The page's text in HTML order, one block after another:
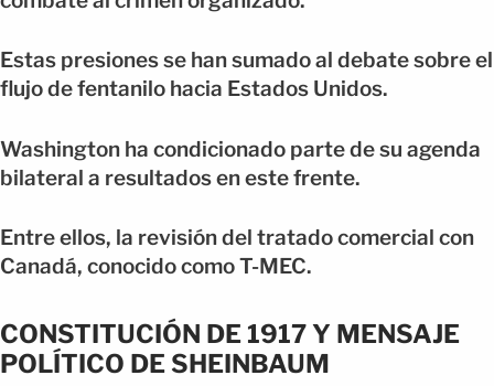
Estas presiones se han sumado al debate sobre el
flujo de fentanilo hacia Estados Unidos.
Washington ha condicionado parte de su agenda
bilateral a resultados en este frente.
Entre ellos, la revisión del tratado comercial con
Canadá, conocido como T-MEC.
CONSTITUCIÓN DE 1917 Y MENSAJE
POLÍTICO DE SHEINBAUM